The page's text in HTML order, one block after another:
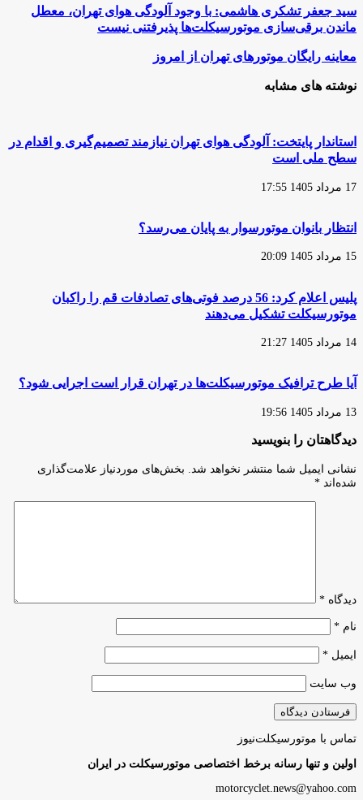
سید
جعفر
تشکری
هاشمی:
با
آلودگی
معطل
ماندن
برقی‌سازی
پذیرفتنی
سید جعفر تشکری هاشمی: با وجود آلودگی هوای تهران،‌ معطل
ماندن برقی‌سازی موتورسیکلت‌ها پذیرفتنی نیست
معاینه
موتورهای
تهران
معاینه رایگان موتورهای تهران از امروز
نوشته های مشابه
استاندار پایتخت: آلودگی هوای تهران نیازمند تصمیم‌گیری و اقدام در
سطح ملی است
17 مرداد 1405 17:55
انتظار بانوان موتورسوار به پایان می‌رسد؟
15 مرداد 1405 20:09
پلیس اعلام کرد: 56 درصد فوتی‌های تصادفات قم را راکبان
موتورسیکلت تشکیل می‌دهند
14 مرداد 1405 21:27
آیا طرح ترافیک موتورسیکلت‌ها در تهران قرار است اجرایی شود؟
13 مرداد 1405 19:56
دیدگاهتان را بنویسید
نشانی ایمیل شما منتشر نخواهد شد.
بخش‌های موردنیاز علامت‌گذاری
شده‌اند *
دیدگاه *
نام *
ایمیل *
وب‌ سایت
تماس با موتورسیکلت‌نیوز
اولین و تنها رسانه برخط اختصاصی موتورسیکلت در ایران
motorcyclet.news@yahoo.com